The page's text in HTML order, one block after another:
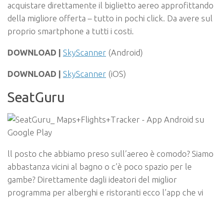
acquistare direttamente il biglietto aereo approfittando
della migliore offerta – tutto in pochi click. Da avere sul
proprio smartphone a tutti i costi.
DOWNLOAD | SkyScanner (Android)
DOWNLOAD | SkyScanner (iOS)
SeatGuru
ll posto che abbiamo preso sull’aereo è comodo? Siamo
abbastanza vicini al bagno o c’è poco spazio per le
gambe? Direttamente dagli ideatori del miglior
programma per alberghi e ristoranti ecco l’app che vi